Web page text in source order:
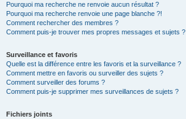
Pourquoi ma recherche ne renvoie aucun résultat ?
Pourquoi ma recherche renvoie une page blanche ?!
Comment rechercher des membres ?
Comment puis-je trouver mes propres messages et sujets ?
Surveillance et favoris
Quelle est la différence entre les favoris et la surveillance ?
Comment mettre en favoris ou surveiller des sujets ?
Comment surveiller des forums ?
Comment puis-je supprimer mes surveillances de sujets ?
Fichiers joints